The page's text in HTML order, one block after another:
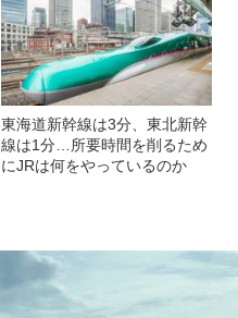
東海道新幹線は3分、東北新幹
線は1分…所要時間を削るため
にJRは何をやっているのか